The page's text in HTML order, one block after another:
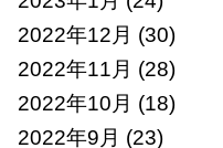
2022年12月 (30)
2022年11月 (28)
2022年10月 (18)
2022年9月 (23)